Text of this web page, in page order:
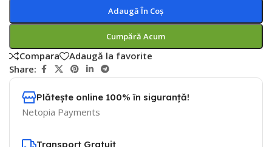
Adaugă În Coș
Cumpără Acum
Compara
Adaugă la favorite
Share:
Plătește online 100% în siguranță!
Netopia Payments
Transport Gratuit